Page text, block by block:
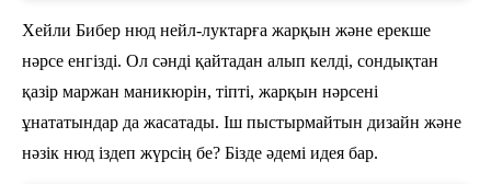
Хейли Бибер нюд нейл-луктарға жарқын және ерекше
нәрсе енгізді. Ол сәнді қайтадан алып келді, сондықтан
қазір маржан маникюрін, тіпті, жарқын нәрсені
ұнататындар да жасатады. Іш пыстырмайтын дизайн және
нәзік нюд іздеп жүрсің бе? Бізде әдемі идея бар.